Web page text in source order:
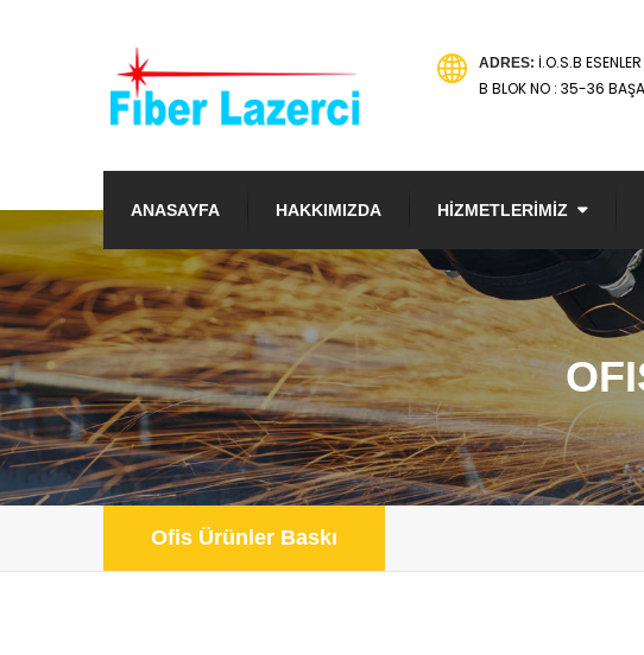
ADRES: İ.O.S.B
B BLOK NO : 35-36
ANASAYFA HAKKIMIZDA HİZMETLERİMİZ
Ofis Ürünler Baskı